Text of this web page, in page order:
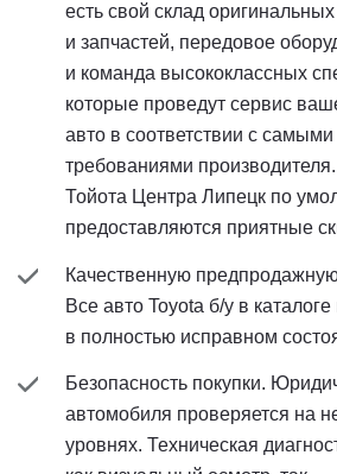
есть свой склад
и запчастей, передовое
и команда высококлассных
которые проведут сервис
авто в соответствии с самыми
требованиями
Тойота Центра Липецк по
предоставляются приятные
Качественную предпродажную
Все авто Toyota б/у в каталоге
в полностью исправном
Безопасность покупки.
автомобиля проверяется на
уровнях. Техническая